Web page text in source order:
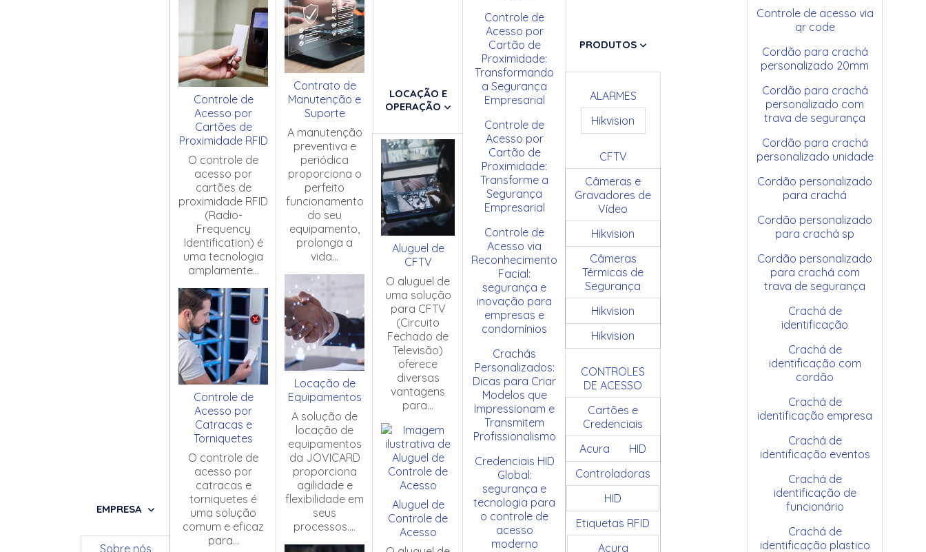
EMPRESA
Sobre nós
Controle de
Acesso por
Cartões de
Proximidade RFID
O controle de
acesso por
cartões de
proximidade RFID
(Radio-
Frequency
Identification) é
uma tecnologia
amplamente...
Controle de
Acesso por
Catracas e
Torniquetes
O controle de
acesso por
catracas e
torniquetes é
uma solução
comum e eficaz
para...
Contrato de
Manutenção e
Suporte
A manutenção
preventiva e
periódica
proporciona o
perfeito
funcionamento
do seu
equipamento,
prolonga a
vida...
Locação de
Equipamentos
A solução de
locação de
equipamentos
da JOVICARD
proporciona
agilidade e
flexibilidade em
seus
processos....
LOCAÇÃO E
OPERAÇÃO
Aluguel de
CFTV
O aluguel de
uma solução
para CFTV
(Circuito
Fechado de
Televisão)
oferece
diversas
vantagens
para...
Aluguel de
Controle de
Acesso
Controle de
Acesso por
Cartão de
Proximidade:
Transformando
a Segurança
Empresarial
Controle de
Acesso por
Cartão de
Proximidade:
Transforme a
Segurança
Empresarial
Controle de
Acesso via
Reconhecimento
Facial:
segurança e
inovação para
empresas e
condomínios
Crachás
Personalizados:
Dicas para Criar
Modelos que
Impressionam e
Transmitem
Profissionalismo
Credenciais HID
Global:
segurança e
tecnologia para
o controle de
acesso
moderno
PRODUTOS
ALARMES
Hikvision
CFTV
Câmeras e
Gravadores de
Vídeo
Hikvision
Câmeras
Térmicas de
Segurança
Hikvision
Hikvision
CONTROLES
DE ACESSO
Cartões e
Credenciais
Acura
HID
Controladoras
HID
Etiquetas RFID
Acura
Controle de acesso via
qr code
Cordão para crachá
personalizado 20mm
Cordão para crachá
personalizado com
trava de segurança
Cordão para crachá
personalizado unidade
Cordão personalizado
para crachá
Cordão personalizado
para crachá sp
Cordão personalizado
para crachá com
trava de segurança
Crachá de
identificação
Crachá de
identificação com
cordão
Crachá de
identificação empresa
Crachá de
identificação eventos
Crachá de
identificação de
funcionário
Crachá de
identificação plastico